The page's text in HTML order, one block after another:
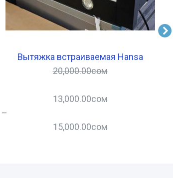
Вытяжка встраиваемая Hansa
20,000.00сом
13,000.00сом
–
15,000.00сом